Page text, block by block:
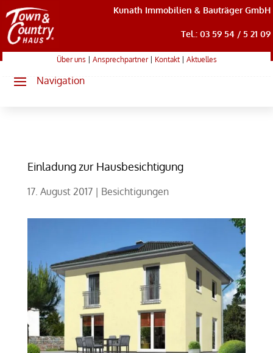
Kunath Immobilien & Bauträger GmbH
Tel.: 03 59 54 / 5 21 09
Über uns Ansprechpartner| Kontakt| Aktuelles
Einladung zur Hausbesichtigung
17. August 2017| Besichtigungen